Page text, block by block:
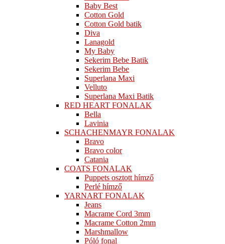
Baby Best
Cotton Gold
Cotton Gold batik
Diva
Lanagold
My Baby
Sekerim Bebe Batik
Sekerim Bebe
Superlana Maxi
Velluto
Superlana Maxi Batik
RED HEART FONALAK
Bella
Lavinia
SCHACHENMAYR FONALAK
Bravo
Bravo color
Catania
COATS FONALAK
Puppets osztott hímző
Perlé hímző
YARNART FONALAK
Jeans
Macrame Cord 3mm
Macrame Cotton 2mm
Marshmallow
Póló fonal